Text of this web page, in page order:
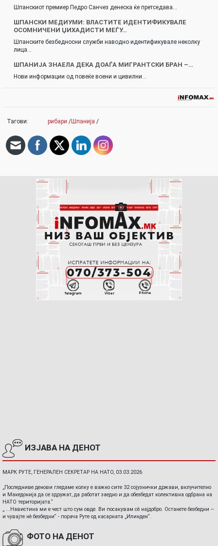
Шпанскиот премиер Педро Санчез денеска ќе претседава…
ШПАНСКИ МЕДИУМИ: ВЛАСТИТЕ ИДЕНТИФИКУВАЛЕ
ОСОМНИЧЕНИ ЏИХАДИСТИ МЕЃУ…
Шпанските безбедносни служби наводно идентификувале неколку
лица…
ШПАНИЈА ЗНАЕЛА ДЕКА ДОАЃА МИГРАНТСКИ БРАН –…
Нови информации од повеќе воени и цивилни…
Тагови: рибари /Шпанија /
ИЗЈАВА НА ДЕНОТ
МАРК РУТЕ, ГЕНЕРАЛЕН СЕКРЕТАР НА НАТО, 03.03.2026
„Последниве денови гледаме колку е важно сите 32 сојузнички држави, вклучително
и Македонија да се здружат, да работат заедно и да обезбедат колективна одбрана на
НАТО територијата.“
„ ...Навистина ми е чест што сум овде. Ви посакувам сè најдобро. Останете безбедни –
и чувајте нè безбедни“ - порача Руте од касарната „Илинден“.
ФОТО НА ДЕНОТ